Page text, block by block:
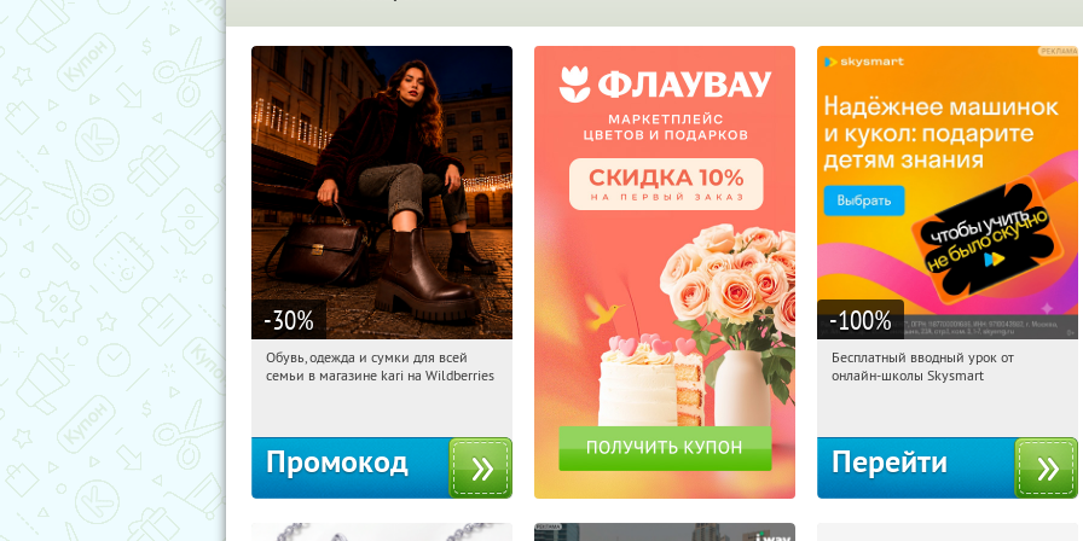
-30%
21:19:17
Получи первым!
Обувь, одежда и сумки для всей
семьи в магазине kari на Wildberries
Промокод
-100%
21:19:17
Получи первым!
Бесплатный вводный урок от
онлайн-школы Skysmart
Перейти